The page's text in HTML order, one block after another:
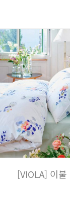
[VIOLA] 이불